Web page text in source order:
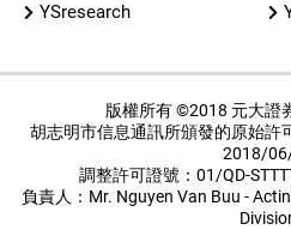
YSresearch
版權所有 ©2018 元大證
胡志明市信息通訊所頒發的原始許
2018/
調整許可證號：01/QD-
負責人：Mr. Nguyen Van Buu -